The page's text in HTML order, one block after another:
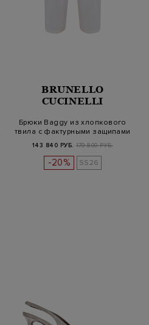
BRUNELLO
CUCINELLI
Брюки Baggy из хлопкового
твила с фактурными защипами
143 840 РУБ. 179 800 РУБ.
-20% SS26